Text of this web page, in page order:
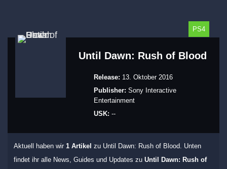
PS4
Until Dawn: Rush of Blood
Release: 13. Oktober 2016
Publisher: Sony Interactive
Entertainment
USK: --
Aktuell haben wir 1 Artikel zu Until Dawn: Rush of Blood. Unten
findet ihr alle News, Guides und Updates zu Until Dawn: Rush of